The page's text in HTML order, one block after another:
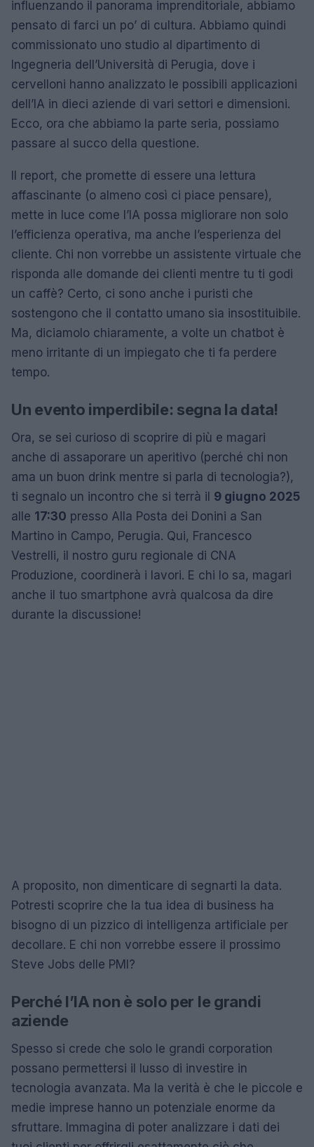
influenzando il panorama imprenditoriale, abbiamo
pensato di farci un po’ di cultura. Abbiamo quindi
commissionato uno studio al dipartimento di
Ingegneria dell’Università di Perugia, dove i
cervelloni hanno analizzato le possibili applicazioni
dell’IA in dieci aziende di vari settori e dimensioni.
Ecco, ora che abbiamo la parte seria, possiamo
passare al succo della questione.
Il report, che promette di essere una lettura
affascinante (o almeno così ci piace pensare),
mette in luce come l’IA possa migliorare non solo
l’efficienza operativa, ma anche l’esperienza del
cliente. Chi non vorrebbe un assistente virtuale che
risponda alle domande dei clienti mentre tu ti godi
un caffè? Certo, ci sono anche i puristi che
sostengono che il contatto umano sia insostituibile.
Ma, diciamolo chiaramente, a volte un chatbot è
meno irritante di un impiegato che ti fa perdere
tempo.
Un evento imperdibile: segna la data!
Ora, se sei curioso di scoprire di più e magari
anche di assaporare un aperitivo (perché chi non
ama un buon drink mentre si parla di tecnologia?),
ti segnalo un incontro che si terrà il 9 giugno 2025
alle 17:30 presso Alla Posta dei Donini a San
Martino in Campo, Perugia. Qui, Francesco
Vestrelli, il nostro guru regionale di CNA
Produzione, coordinerà i lavori. E chi lo sa, magari
anche il tuo smartphone avrà qualcosa da dire
durante la discussione!
A proposito, non dimenticare di segnarti la data.
Potresti scoprire che la tua idea di business ha
bisogno di un pizzico di intelligenza artificiale per
decollare. E chi non vorrebbe essere il prossimo
Steve Jobs delle PMI?
Perché l’IA non è solo per le grandi
aziende
Spesso si crede che solo le grandi corporation
possano permettersi il lusso di investire in
tecnologia avanzata. Ma la verità è che le piccole e
medie imprese hanno un potenziale enorme da
sfruttare. Immagina di poter analizzare i dati dei